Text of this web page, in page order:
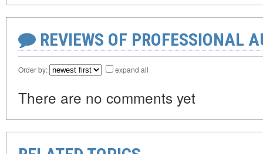
REVIEWS OF PROFESSIONAL
Order by: expand all
There are no comments yet